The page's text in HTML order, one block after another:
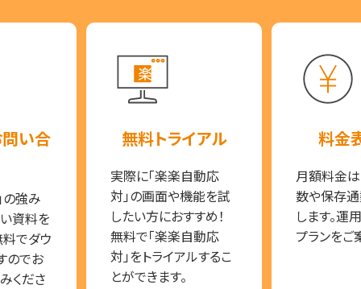
問い合
の強み
資料を
料でダウ
のでお
くださ
無料トライアル
実際に「楽楽自動応
対」の画面や機能を試
したい方におすすめ！
無料で「楽楽自動応
対」をトライアルするこ
とができます。
料金
月額料金
数や保存
します。運
プランをご